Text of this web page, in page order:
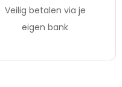
Veilig betalen via je
eigen bank